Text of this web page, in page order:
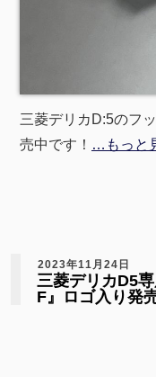
三菱デリカD:5のフ
売中です！ …もっと
2023年11月24日
三菱デリカD5
F』ロゴ入り発